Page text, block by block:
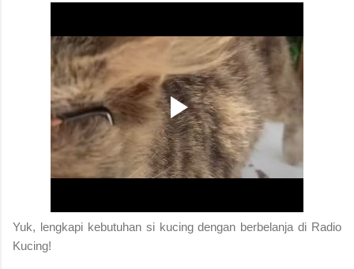
Yuk, lengkapi kebutuhan si kucing dengan berbelanja di Radio
Kucing!